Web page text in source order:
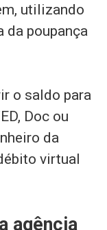
utilizando
da poupança
o saldo para
Doc ou
da
virtual
agência